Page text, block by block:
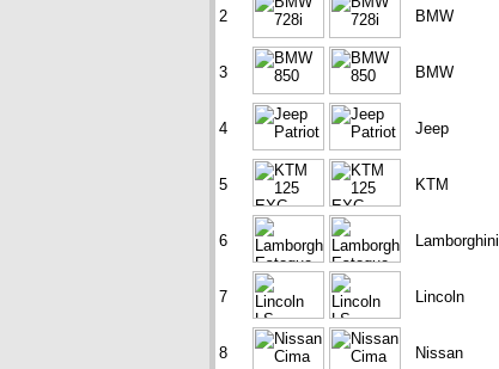
2 BMW
3 BMW
4 Jeep
5 KTM
6 Lamborghini
7 Lincoln
8 Nissan